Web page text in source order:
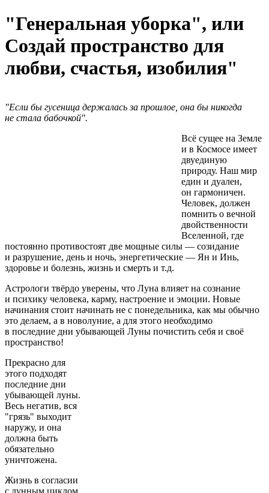
"Генеральная уборка", или
Создай пространство для
любви, счастья, изобилия"
"Если бы гусеница держалась за прошлое, она бы никогда
не стала бабочкой".
Всё сущее на Земле
и в Космосе имеет
двуединую
природу. Наш мир
един и дуален,
он гармоничен.
Человек, должен
помнить о вечной
двойственности
Вселенной, где
постоянно противостоят две мощные силы — созидание
и разрушение, день и ночь, энергетические — Ян и Инь,
здоровье и болезнь, жизнь и смерть и т.д.
Астрологи твёрдо уверены, что Луна влияет на сознание
и психику человека, карму, настроение и эмоции. Новые
начинания стоит начинать не с понедельника, как мы обычно
это делаем, а в новолуние, а для этого необходимо
в последние дни убывающей Луны почистить себя и своё
пространство!
Прекрасно для
этого подходят
последние дни
убывающей луны.
Весь негатив, вся
"грязь" выходит
наружу, и она
должна быть
обязательно
уничтожена.
Жизнь в согласии
с лунным циклом